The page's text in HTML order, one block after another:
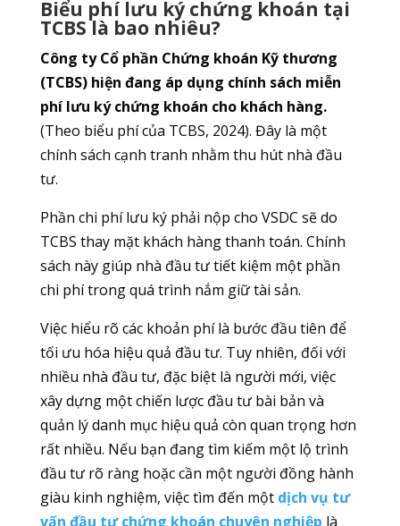
Biểu phí lưu ký chứng khoán tại
TCBS là bao nhiêu?
Công ty Cổ phần Chứng khoán Kỹ thương
(TCBS) hiện đang áp dụng chính sách miễn
phí lưu ký chứng khoán cho khách hàng.
(Theo biểu phí của TCBS, 2024). Đây là một
chính sách cạnh tranh nhằm thu hút nhà đầu
tư.
Phần chi phí lưu ký phải nộp cho VSDC sẽ do
TCBS thay mặt khách hàng thanh toán. Chính
sách này giúp nhà đầu tư tiết kiệm một phần
chi phí trong quá trình nắm giữ tài sản.
Việc hiểu rõ các khoản phí là bước đầu tiên để
tối ưu hóa hiệu quả đầu tư. Tuy nhiên, đối với
nhiều nhà đầu tư, đặc biệt là người mới, việc
xây dựng một chiến lược đầu tư bài bản và
quản lý danh mục hiệu quả còn quan trọng hơn
rất nhiều. Nếu bạn đang tìm kiếm một lộ trình
đầu tư rõ ràng hoặc cần một người đồng hành
giàu kinh nghiệm, việc tìm đến một dịch vụ tư
vấn đầu tư chứng khoán chuyên nghiệp là